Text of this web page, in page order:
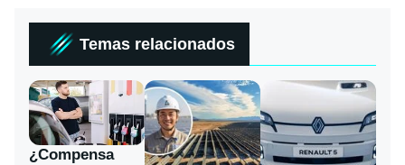
Temas relacionados
¿Compensa